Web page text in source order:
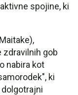
spojine, ki
zdravilnih gob
nabira kot
ki